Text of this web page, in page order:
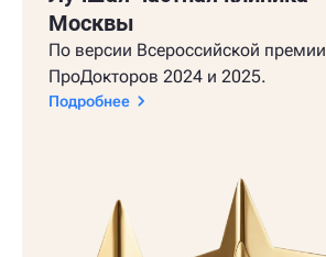
Москвы
По версии Всероссийской премии
ПроДокторов 2024 и 2025.
Подробнее